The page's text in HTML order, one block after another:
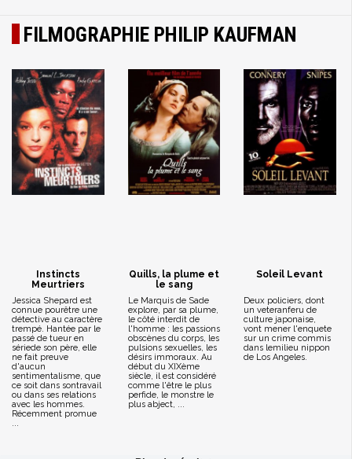
FILMOGRAPHIE PHILIP KAUFMAN
Instincts
Meurtriers
Jessica Shepard est
connue pourêtre une
détective au caractère
trempé. Hantée par le
passé de tueur en
sériede son père, elle
ne fait preuve
d'aucun
sentimentalisme, que
ce soit dans sontravail
ou dans ses relations
avec les hommes.
Récemment promue
...
Quills, la plume et
le sang
Le Marquis de Sade
explore, par sa plume,
le côté interdit de
l'homme : les passions
obscènes du corps, les
pulsions sexuelles, les
désirs immoraux. Au
début du XIXème
siècle, il est considéré
comme l'être le plus
perfide, le monstre le
plus abject, ...
Soleil Levant
Deux policiers, dont
un veteranferu de
culture japonaise,
vont mener l'enquete
sur un crime commis
dans lemilieu nippon
de Los Angeles.